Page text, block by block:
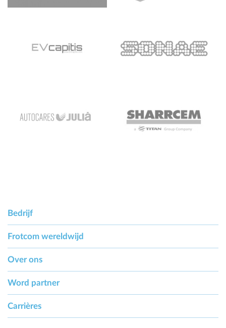
Bedrijf
Frotcom wereldwijd
Over ons
Word partner
Carrières